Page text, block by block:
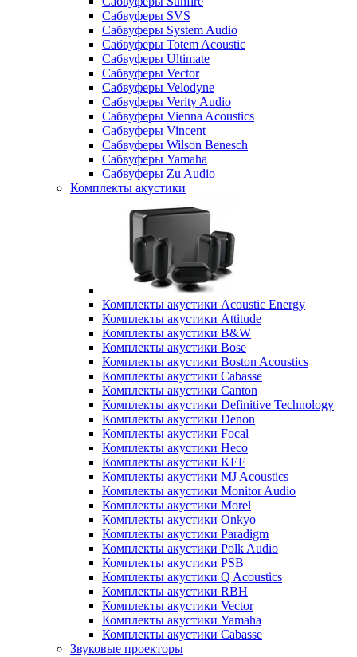
Сабвуферы SVS
Сабвуферы System Audio
Сабвуферы Totem Acoustic
Сабвуферы Ultimate
Сабвуферы Vector
Сабвуферы Velodyne
Сабвуферы Verity Audio
Сабвуферы Vienna Acoustics
Сабвуферы Vincent
Сабвуферы Wilson Benesch
Сабвуферы Yamaha
Сабвуферы Zu Audio
Комплекты акустики
Комплекты акустики Acoustic Energy
Комплекты акустики Attitude
Комплекты акустики B&W
Комплекты акустики Bose
Комплекты акустики Boston Acoustics
Комплекты акустики Cabasse
Комплекты акустики Canton
Комплекты акустики Definitive Technology
Комплекты акустики Denon
Комплекты акустики Focal
Комплекты акустики Heco
Комплекты акустики KEF
Комплекты акустики MJ Acoustics
Комплекты акустики Monitor Audio
Комплекты акустики Morel
Комплекты акустики Onkyo
Комплекты акустики Paradigm
Комплекты акустики Polk Audio
Комплекты акустики PSB
Комплекты акустики Q Acoustics
Комплекты акустики RBH
Комплекты акустики Vector
Комплекты акустики Yamaha
Комплекты акустики Сabasse
Звуковые проекторы